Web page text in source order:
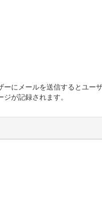
ーにメールを送信するとユー
が記録されます。